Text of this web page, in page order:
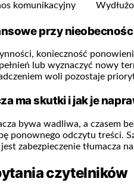
komunikacyjny
przy
konieczność
lub wyznaczyć nowy
woli pozostaje
ma skutki i jak je
bywa wadliwa, a czasem
ponownego odczytu treści.
zabezpieczenie tłumacza
czytelników